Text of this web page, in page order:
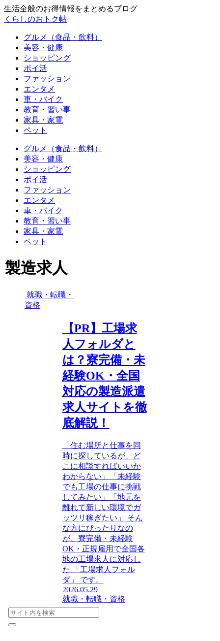
生活全般のお得情報をまとめるブログ
くらしのおトク帖
グルメ（食品・飲料）
美容・健康
ショッピング
ポイ活
ファッション
エンタメ
車・バイク
教育・習い事
家具・家電
ペット
グルメ（食品・飲料）
美容・健康
ショッピング
ポイ活
ファッション
エンタメ
車・バイク
教育・習い事
家具・家電
ペット
製造求人
就職・転職・
資格
【PR】工場求
人フォルダと
は？寮完備・未
経験OK・全国
対応の製造派遣
求人サイトを徹
底解説！
「住む場所と仕事を同
時に探しているが、ど
こに相談すればいいか
わからない」「未経験
でも工場の仕事に挑戦
してみたい」「地元を
離れて新しい環境でガ
ッツリ稼ぎたい」 そん
な方にぴったりなの
が、寮完備・未経験
OK・正規雇用で全国各
地の工場求人に対応し
た 「工場求人フォル
ダ」 です。
2026.05.29
就職・転職・資格